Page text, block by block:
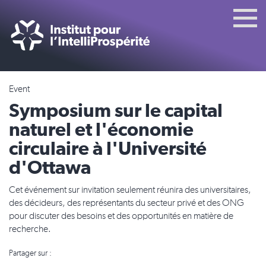
Event
Symposium sur le capital
naturel et l'économie
circulaire à l'Université
d'Ottawa
Cet événement sur invitation seulement réunira des universitaires,
des décideurs, des représentants du secteur privé et des ONG
pour discuter des besoins et des opportunités en matière de
recherche.
Partager sur :